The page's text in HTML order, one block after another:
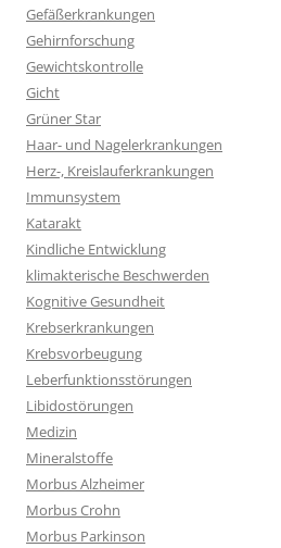
Gefäßerkrankungen
Gehirnforschung
Gewichtskontrolle
Gicht
Grüner Star
Haar- und Nagelerkrankungen
Herz-, Kreislauferkrankungen
Immunsystem
Katarakt
Kindliche Entwicklung
klimakterische Beschwerden
Kognitive Gesundheit
Krebserkrankungen
Krebsvorbeugung
Leberfunktionsstörungen
Libidostörungen
Medizin
Mineralstoffe
Morbus Alzheimer
Morbus Crohn
Morbus Parkinson